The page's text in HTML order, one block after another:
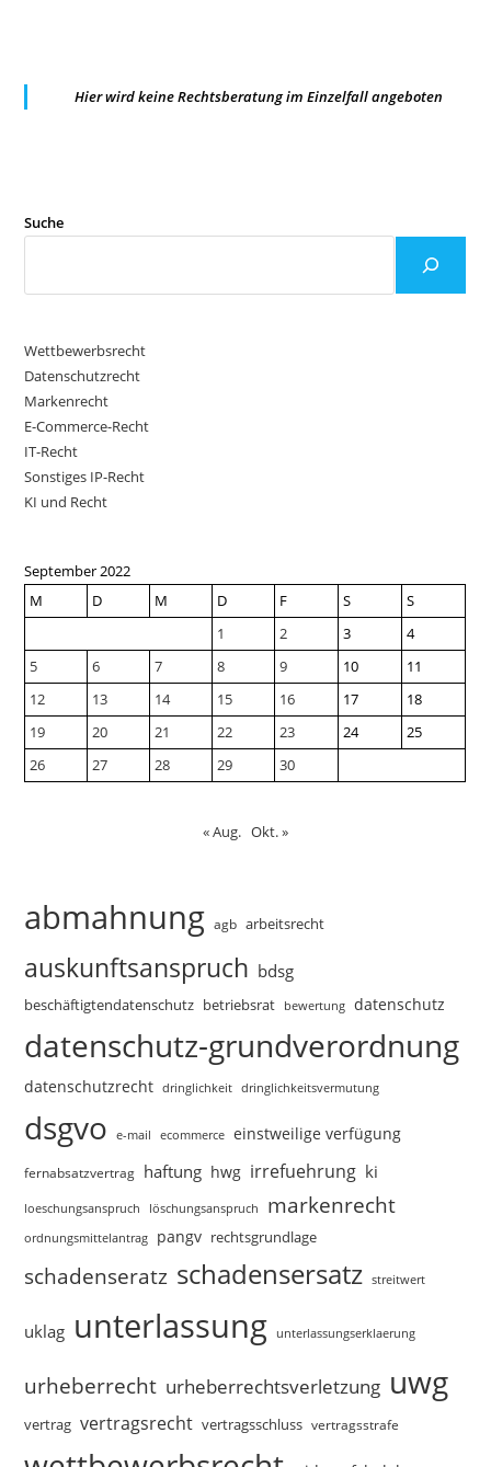
Hier wird keine Rechtsberatung im Einzelfall angeboten
Suche
Wettbewerbsrecht
Datenschutzrecht
Markenrecht
E-Commerce-Recht
IT-Recht
Sonstiges IP-Recht
KI und Recht
September 2022
M
D M D F S
S
1
2 3
4
5
6 7 8 9 10
11
12
13 14 15 16 17
18
19
20 21 22 23 24
25
26
27 28 29 30
« Aug. Okt. »
abmahnung agb arbeitsrecht
auskunftsanspruch bdsg
beschäftigtendatenschutz betriebsrat bewertung datenschutz
datenschutz-grundverordnung
datenschutzrecht dringlichkeit dringlichkeitsvermutung
dsgvo e-mail ecommerce einstweilige verfügung
fernabsatzvertrag haftung hwg irrefuehrung ki
loeschungsanspruch löschungsanspruch markenrecht
ordnungsmittelantrag pangv rechtsgrundlage
schadenseratz schadensersatz streitwert
uklag unterlassung unterlassungserklaerung
urheberrecht urheberrechtsverletzung uwg
vertrag vertragsrecht vertragsschluss vertragsstrafe